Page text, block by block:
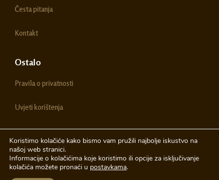
m
Česta pitanja
Kontakt
Ostalo
Pravila o privatnosti
Uvjeti korištenja
© 2026 Chestitke | Sva prava pridržava
Izrada web stranica A-Design
Koristimo kolačiće kako bismo vam pružili najbolje iskustvo na
našoj web stranici.
Informacije o kolačićima koje koristimo ili opcije za isključivanje
kolačića možete pronaći u postavkama.